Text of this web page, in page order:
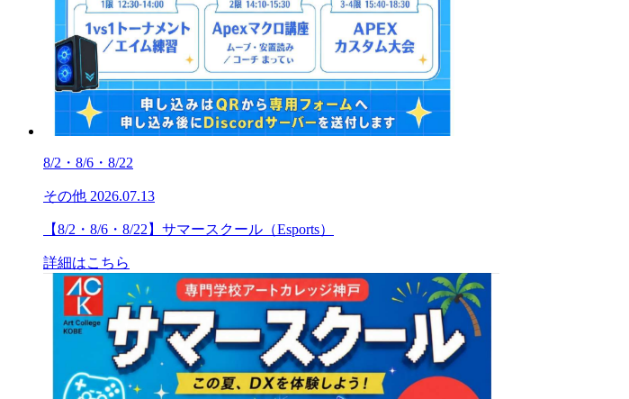
8/2・8/6・8/22
その他 2026.07.13
【8/2・8/6・8/22】サマースクール（Esports）
詳細はこちら